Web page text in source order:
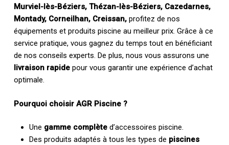
Murviel-lès-Béziers, Thézan-lès-Béziers, Cazedarnes,
Montady, Corneilhan, Creissan, profitez de nos
équipements et produits piscine au meilleur prix. Grâce à ce
service pratique, vous gagnez du temps tout en bénéficiant
de nos conseils experts. De plus, nous vous assurons une
livraison rapidepour vous garantir une expérience d’achat
optimale.
Pourquoi choisir AGR Piscine ?
Une gamme complèted’accessoires piscine.
Des produits adaptés à tous les types de piscines